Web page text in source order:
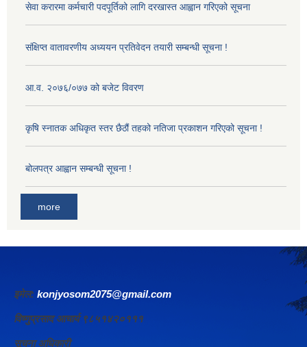
सेवा करारमा कर्मचारी पदपूर्तिको लागि दरखास्त आह्वान गरिएको सूचना
संक्षिप्त वातावरणीय अध्ययन प्रतिवेदन तयारी सम्बन्धी सूचना !
आ‍.व. २०७६/०७७ को बजेट विवरण
कृषि स्नातक अधिकृत स्तर छैठौं तहको नतिजा प्रकाशन गरिएको सूचना !
बोलपत्र आह्वान सम्बन्धी सूचना !
more
इमेल: konjyosom2075@gmail.com
विष्णुप्रसाद आचार्य ९८५१४२०१११
सूचना अधिकारी